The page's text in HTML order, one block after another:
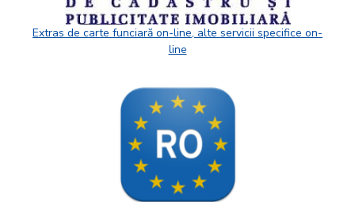
Extras de carte funciară on-line, alte servicii specifice on-
line